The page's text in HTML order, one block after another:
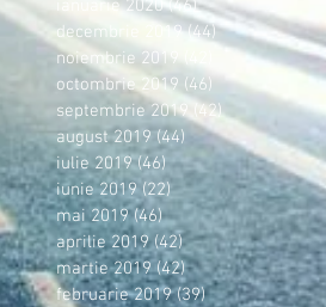
ianuarie 2020 (46)46 postări
decembrie 2019 (44)44 postări
noiembrie 2019
42 postări
octombrie 2019 (46) 46 postări
septembrie 2019 (42)42 postări
august 2019 (44) 44 postări
iulie 2019 (46) 46 postări
iunie 2019 (22) 22 postări
mai 2019 (46)46 postări
aprilie 2019 (42)42 postări
martie 2019 (42)42 postări
februarie 2019 (39)39 postări